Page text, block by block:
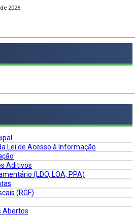
2026
Lei de Acesso à Informação
Aditivos
(LDO, LOA, PPA)
(RGF)
Abertos